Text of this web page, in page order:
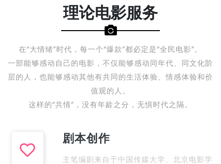
理论电影服务
在“大情绪”时代，每一个“爆款”都必定是“全民电影”。
一部能够感动自己的电影，不仅能够感动同年代、同文化阶
层的人，也能够感动其他有共同的生活体验、情感体验和价
值观的人。
这样的“共情”，没有年龄之分，无惧时代之隔。
剧本创作
主笔编剧来自于中国传媒大学、北京电影学